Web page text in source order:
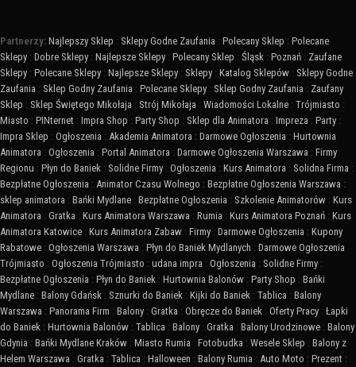
Partnerzy: Najlepszy Sklep : Sklepy Godne Zaufania : Polecany Sklep : Polecane
Sklepy : Dobre Sklepy : Najlepsze Sklepy : Polecany Sklep : Śląsk : Poznań : Zaufane
Sklepy : Polecane Sklepy : Najlepsze Sklepy : Sklepy : Katalog Sklepów : Sklepy Godne
Zaufania : Sklep Godny Zaufania : Polecane Sklepy : Sklep Godny Zaufania : Zaufany
Sklep : Sklep Świętego Mikołaja : Strój Mikołaja : Wiadomości Lokalne : Trójmiasto :
Miasto : PINternet : Impra Shop : Party Shop : Sklep dla Animatora : Impreza : Party :
Impra Sklep : Ogłoszenia : Akademia Animatora : Darmowe Ogłoszenia : Hurtownia
Animatora : Ogłoszenia : Portal Animatora : Darmowe Ogłoszenia Warszawa : Firmy
Regionu : Płyn do Baniek : Solidne Firmy : Ogłoszenia : Kurs Animatora : Solidna Firma :
Bezpłatne Ogłoszenia : Animator Czasu Wolnego : Bezpłatne Ogłoszenia Warszawa :
sklep animatora : Bańki Mydlane : Bezpłatne Ogłoszenia : Szkolenie Animatorów : Kurs
Animatora : Gratka : Kurs Animatora Warszawa : Rumia : Kurs Animatora Poznań : Kurs
Animatora Katowice : Kurs Animatora Zabaw : Firmy : Darmowe Ogłoszenia : Kupony
Rabatowe : Ogłoszenia Warszawa : Płyn do Baniek Mydlanych : Darmowe Ogłoszenia
Trójmiasto : Ogłoszenia Trójmiasto : udana impra : Ogłoszenia : Solidne Firmy :
Bezpłatne Ogłoszenia : Płyn do Baniek : Hurtownia Balonów : Party Shop : Bańki
Mydlane : Balony Gdańsk : Sznurki do Baniek : Kijki do Baniek : Tablica : Balony
Warszawa : Panorama Firm : Balony : Gratka : Obręcze do Baniek : Oferty Pracy : Łapki
do Baniek : Hurtownia Balonów : Tablica : Balony : Gratka : Balony Urodzinowe : Balony
Gdynia : Bańki Mydlane Kraków : Miasto Rumia : Fotobudka : Wesele Sklep : Balony z
Helem Warszawa : Gratka : Tablica : Halloween : Balony Rumia : Auto Moto : Prezent :